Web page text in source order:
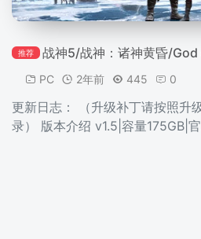
推荐 战神5/战神：诸神黄昏/
PC 2年前 445 0
更新日志： （升级补丁请按照升
录） 版本介绍 v1.5|容量175GB|